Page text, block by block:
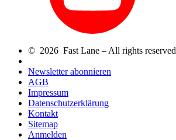
© 2026 Fast Lane – All rights reserved
Newsletter abonnieren
AGB
Impressum
Datenschutzerklärung
Kontakt
Sitemap
Anmelden